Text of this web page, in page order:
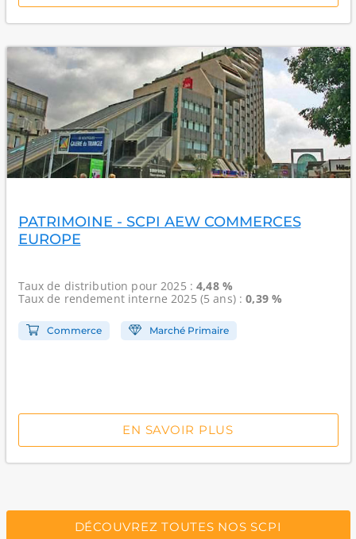
PATRIMOINE - SCPI AEW COMMERCES
EUROPE
Taux de distribution pour 2025 :4,48 %
Taux de rendement interne2025 (5 ans) :0,39 %
Commerce Marché Primaire
EN SAVOIR PLUS
DÉCOUVREZ TOUTES NOS SCPI